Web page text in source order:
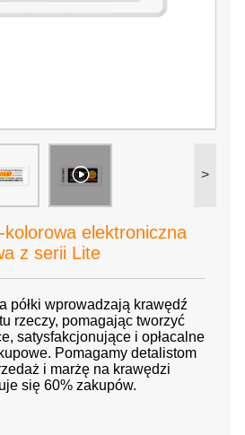
>
elektroniczna
z serii Lite
półki wprowadzają krawędź
rzeczy, pomagając tworzyć
satysfakcjonujące i opłacalne
Pomagamy detalistom
i marżę na krawędzi
się 60% zakupów.